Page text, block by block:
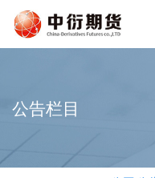
公告栏目